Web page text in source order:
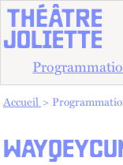
Vous êtes dans :
Accueil